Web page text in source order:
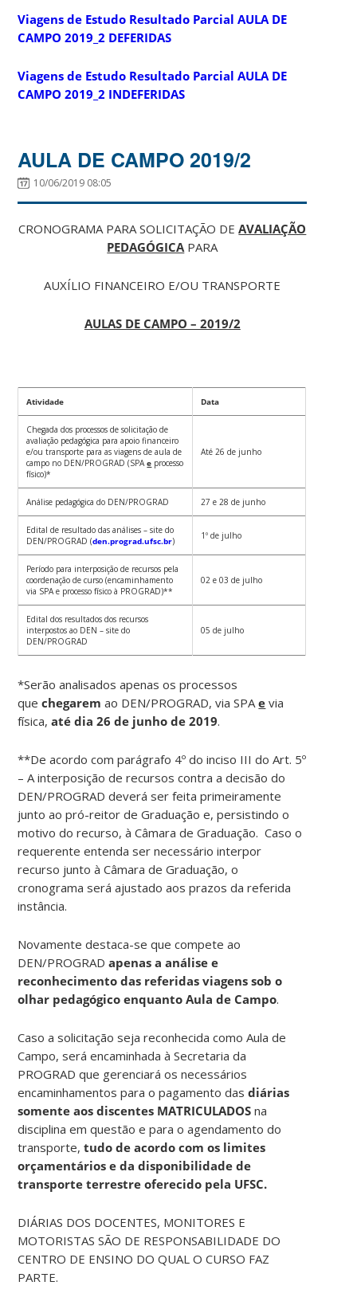
Viagens de Estudo Resultado Parcial AULA DE
CAMPO 2019_2 DEFERIDAS
Viagens de Estudo Resultado Parcial AULA DE
CAMPO 2019_2 INDEFERIDAS
AULA DE CAMPO 2019/2
10/06/2019 08:05
CRONOGRAMA PARA SOLICITAÇÃO DEAVALIAÇÃO
PEDAGÓGICAPARA
AUXÍLIO FINANCEIRO E/OU TRANSPORTE
AULAS DE CAMPO – 2019/2
Atividade Data
Chegada dos processos de solicitação de
avaliação pedagógica para apoio financeiro
e/ou transporte para as viagens de aula de
campo no DEN/PROGRAD (SPAe processo
físico)*
Até 26 de junho
Análise pedagógica do DEN/PROGRAD 27 e 28 de junho
Edital de resultado das análises – site do
DEN/PROGRAD (den.prograd.ufsc.br) 1º de julho
Período para interposição de recursos pela
coordenação de curso (encaminhamento
via SPA e processo físico à PROGRAD)**
02 e 03 de julho
Edital dos resultados dos recursos
interpostos ao DEN – site do
DEN/PROGRAD
05 de julho
*Serão analisados apenas os processos
quechegarem ao DEN/PROGRAD, via SPAe via
física,até dia 26 de junho de 2019.
**De acordo com parágrafo 4º do inciso III do Art. 5º
– A interposição de recursos contra a decisão do
DEN/PROGRAD deverá ser feita primeiramente
junto ao pró-reitor de Graduação e, persistindo o
motivo do recurso, à Câmara de Graduação. Caso o
requerente entenda ser necessário interpor
recurso junto à Câmara de Graduação, o
cronograma será ajustado aos prazos da referida
instância.
Novamente destaca-se que compete ao
DEN/PROGRADapenas a análise e
reconhecimento das referidas viagens sob o
olhar pedagógico enquanto Aula de Campo.
Caso a solicitação seja reconhecida como Aula de
Campo, será encaminhada à Secretaria da
PROGRAD que gerenciará os necessários
encaminhamentos para o pagamento dasdiárias
somente aos discentes MATRICULADOS na
disciplina em questão e para o agendamento do
transporte,tudo de acordo com os limites
orçamentários e da disponibilidade de
transporte terrestre oferecido pela UFSC.
DIÁRIAS DOS DOCENTES, MONITORES E
MOTORISTAS SÃO DE RESPONSABILIDADE DO
CENTRO DE ENSINO DO QUAL O CURSO FAZ
PARTE.